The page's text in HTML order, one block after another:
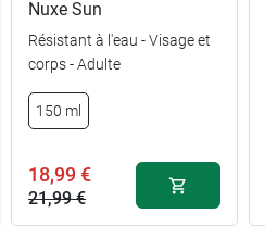
Nuxe Sun
Résistant à l'eau - Visage et
corps - Adulte
150 ml
18,99 €
21,99 €